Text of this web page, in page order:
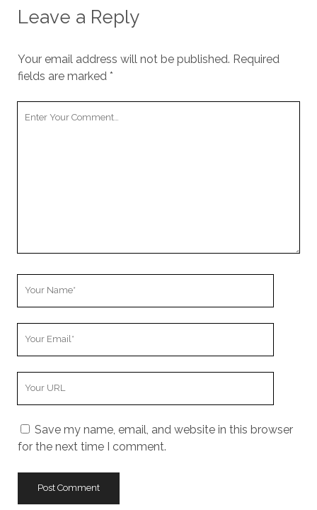
Leave a Reply
Your email address will not be published. Required
fields are marked *
Save my name, email, and website in this browser
for the next time I comment.